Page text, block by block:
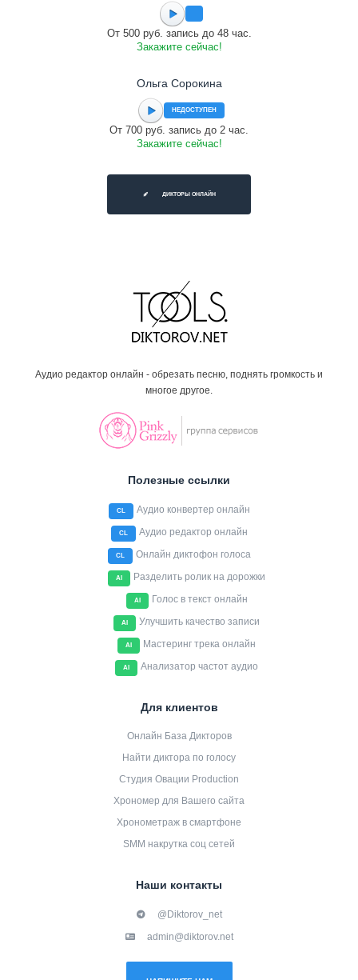
От 500 руб. запись до 48 час.
Закажите сейчас!
Ольга Сорокина
НЕДОСТУПЕН
От 700 руб. запись до 2 час.
Закажите сейчас!
ДИКТОРЫ ОНЛАЙН
Аудио редактор онлайн - обрезать песню, поднять громкость и
многое другое.
Полезные ссылки
CL Аудио конвертер онлайн
CL Аудио редактор онлайн
CL Онлайн диктофон голоса
AI Разделить ролик на дорожки
AI Голос в текст онлайн
AI Улучшить качество записи
AI Мастеринг трека онлайн
AI Анализатор частот аудио
Для клиентов
Онлайн База Дикторов
Найти диктора по голосу
Студия Овации Production
Хрономер для Вашего сайта
Хронометраж в смартфоне
SMM накрутка соц сетей
Наши контакты
@Diktorov_net
admin@diktorov.net